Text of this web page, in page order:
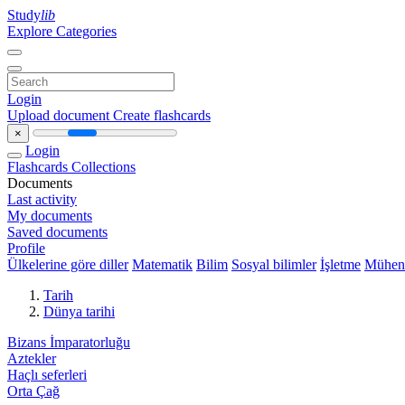
Studylib
Explore Categories
Login
Upload document Create flashcards
×
Login
Flashcards Collections
Documents
Last activity
My documents
Saved documents
Profile
Ülkelerine göre diller Matematik Bilim Sosyal bilimler İşletme
Tarih
Dünya tarihi
Bizans İmparatorluğu
Aztekler
Haçlı seferleri
Orta Çağ